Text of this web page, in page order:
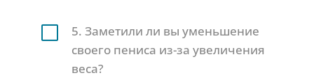
V
5. Заметили ли вы уменьшение
своего пениса из-за увеличения
веса?